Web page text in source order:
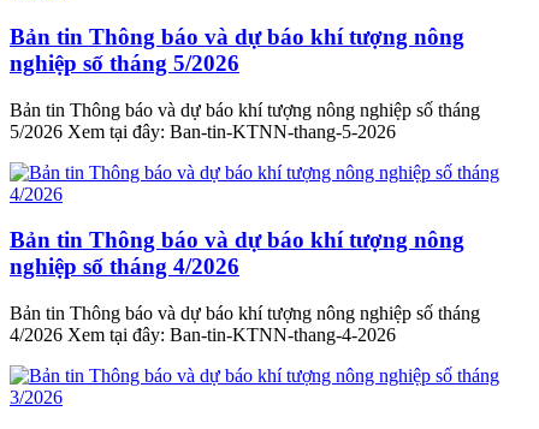
Bản tin Thông báo và dự báo khí tượng nông
nghiệp số tháng 5/2026
Bản tin Thông báo và dự báo khí tượng nông nghiệp số tháng
5/2026 Xem tại đây: Ban-tin-KTNN-thang-5-2026
Bản tin Thông báo và dự báo khí tượng nông
nghiệp số tháng 4/2026
Bản tin Thông báo và dự báo khí tượng nông nghiệp số tháng
4/2026 Xem tại đây: Ban-tin-KTNN-thang-4-2026